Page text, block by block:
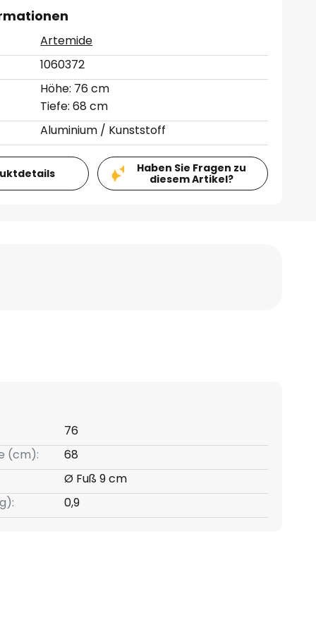
Artemide
1060372
Höhe: 76 cm
Tiefe: 68 cm
Aluminium / Kunststoff
Haben Sie Fragen zu
diesem Artikel?
76
(cm):
68
Ø Fuß 9 cm
0,9